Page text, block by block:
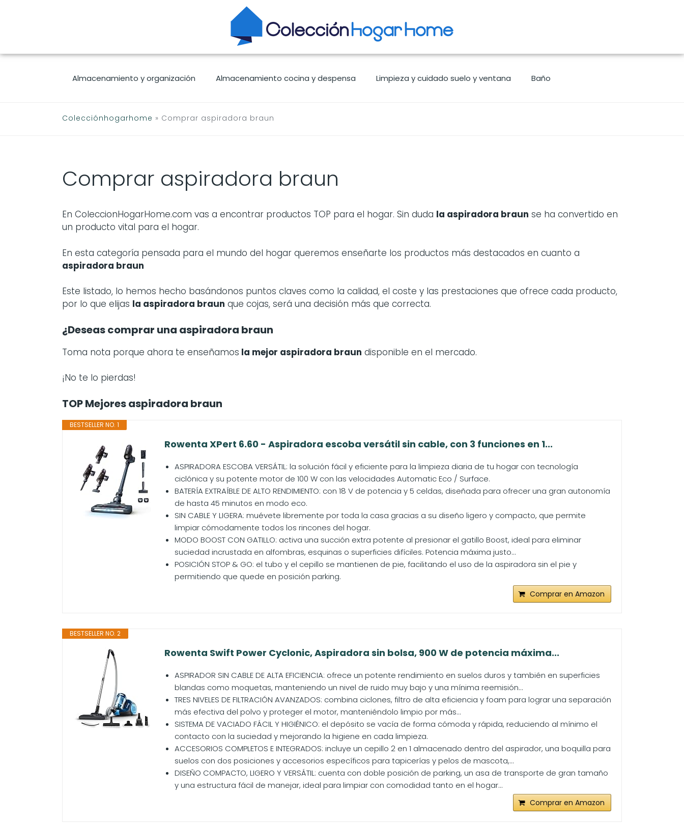
Almacenamiento y organización Almacenamiento cocina y despensa Limpieza y cuidado suelo y ventana Baño
Colecciónhogarhome » Comprar aspiradora braun
Comprar aspiradora braun
En ColeccionHogarHome.com vas a encontrar productos TOP para el hogar. Sin duda la aspiradora braun se ha convertido en
un producto vital para el hogar.
En esta categoría pensada para el mundo del hogar queremos enseñarte los productos más destacados en cuanto a
aspiradora braun
Este listado, lo hemos hecho basándonos puntos claves como la calidad, el coste y las prestaciones que ofrece cada producto,
por lo que elijas la aspiradora braun que cojas, será una decisión más que correcta.
¿Deseas comprar una aspiradora braun
Toma nota porque ahora te enseñamos la mejor aspiradora braun disponible en el mercado.
¡No te lo pierdas!
TOP Mejores aspiradora braun
BESTSELLER NO. 1
Rowenta XPert 6.60 - Aspiradora escoba versátil sin cable, con 3 funciones en 1...
ASPIRADORA ESCOBA VERSÁTIL: la solución fácil y eficiente para la limpieza diaria de tu hogar con tecnología
ciclónica y su potente motor de 100 W con las velocidades Automatic Eco / Surface.
BATERÍA EXTRAÍBLE DE ALTO RENDIMIENTO: con 18 V de potencia y 5 celdas, diseñada para ofrecer una gran autonomía
de hasta 45 minutos en modo eco.
SIN CABLE Y LIGERA: muévete libremente por toda la casa gracias a su diseño ligero y compacto, que permite
limpiar cómodamente todos los rincones del hogar.
MODO BOOST CON GATILLO: activa una succión extra potente al presionar el gatillo Boost, ideal para eliminar
suciedad incrustada en alfombras, esquinas o superficies difíciles. Potencia máxima justo...
POSICIÓN STOP & GO: el tubo y el cepillo se mantienen de pie, facilitando el uso de la aspiradora sin el pie y
permitiendo que quede en posición parking.
Comprar en Amazon
BESTSELLER NO. 2
Rowenta Swift Power Cyclonic, Aspiradora sin bolsa, 900 W de potencia máxima...
ASPIRADOR SIN CABLE DE ALTA EFICIENCIA: ofrece un potente rendimiento en suelos duros y también en superficies
blandas como moquetas, manteniendo un nivel de ruido muy bajo y una mínima reemisión...
TRES NIVELES DE FILTRACIÓN AVANZADOS: combina ciclones, filtro de alta eficiencia y foam para lograr una separación
más efectiva del polvo y proteger el motor, manteniéndolo limpio por más...
SISTEMA DE VACIADO FÁCIL Y HIGIÉNICO: el depósito se vacía de forma cómoda y rápida, reduciendo al mínimo el
contacto con la suciedad y mejorando la higiene en cada limpieza.
ACCESORIOS COMPLETOS E INTEGRADOS: incluye un cepillo 2 en 1 almacenado dentro del aspirador, una boquilla para
suelos con dos posiciones y accesorios específicos para tapicerías y pelos de mascota,...
DISEÑO COMPACTO, LIGERO Y VERSÁTIL: cuenta con doble posición de parking, un asa de transporte de gran tamaño
y una estructura fácil de manejar, ideal para limpiar con comodidad tanto en el hogar...
Comprar en Amazon